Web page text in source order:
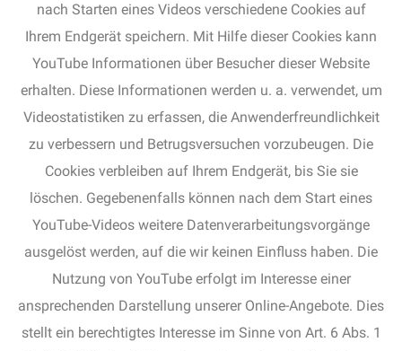
nach Starten eines Videos verschiedene Cookies auf
Ihrem Endgerät speichern. Mit Hilfe dieser Cookies kann
YouTube Informationen über Besucher dieser Website
erhalten. Diese Informationen werden u. a. verwendet, um
Videostatistiken zu erfassen, die Anwenderfreundlichkeit
zu verbessern und Betrugsversuchen vorzubeugen. Die
Cookies verbleiben auf Ihrem Endgerät, bis Sie sie
löschen. Gegebenenfalls können nach dem Start eines
YouTube-Videos weitere Datenverarbeitungsvorgänge
ausgelöst werden, auf die wir keinen Einfluss haben. Die
Nutzung von YouTube erfolgt im Interesse einer
ansprechenden Darstellung unserer Online-Angebote. Dies
stellt ein berechtigtes Interesse im Sinne von Art. 6 Abs. 1